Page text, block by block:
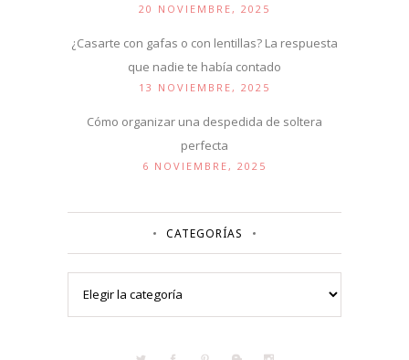
20 NOVIEMBRE, 2025
¿Casarte con gafas o con lentillas? La respuesta
que nadie te había contado
13 NOVIEMBRE, 2025
Cómo organizar una despedida de soltera
perfecta
6 NOVIEMBRE, 2025
CATEGORÍAS